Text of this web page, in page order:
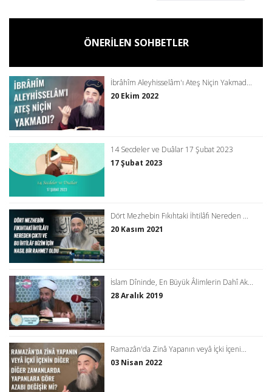
ÖNERİLEN SOHBETLER
İbrâhîm Aleyhisselâm'ı Ateş Niçin Yakmad...
20 Ekim 2022
14 Secdeler ve Duâlar 17 Şubat 2023
17 Şubat 2023
Dört Mezhebin Fıkıhtaki İhtilâfı Nereden ...
20 Kasım 2021
İslam Dîninde, En Büyük Âlimlerin Dahî Ak...
28 Aralık 2019
Ramazân'da Zinâ Yapanın veyâ İçki İçeni...
03 Nisan 2022